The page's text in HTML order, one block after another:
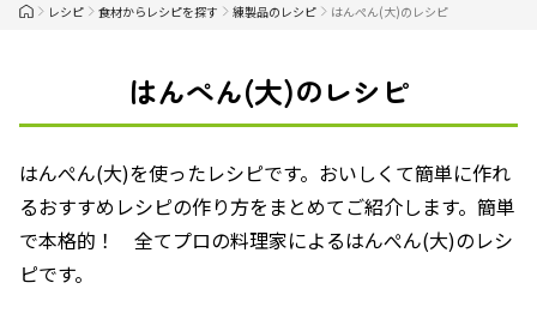
レシピ 食材からレシピを探す 練製品のレシピ はんぺん(大)のレシピ
はんぺん(大)のレシピ
はんぺん(大)を使ったレシピです。おいしくて簡単に作れ
るおすすめレシピの作り方をまとめてご紹介します。簡単
で本格的！ 全てプロの料理家によるはんぺん(大)のレシ
ピです。